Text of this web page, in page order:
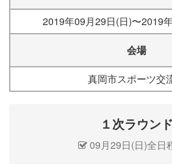
2019年09月29日(日)〜2019
会場
真岡市スポーツ交
１次ラウンド
09月29日(日)全日